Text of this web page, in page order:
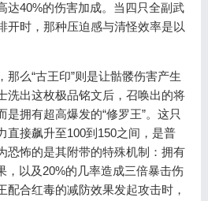
达40%的伤害加成。当四只全副武
开时，那种压迫感与清怪效率是以
么“古王印”则是让骷髅伤害产生
洗出这枚极品铭文后，召唤出的将
拥有超高爆发的“修罗王”。这只
直接飙升至100到150之间，是普
恐怖的是其附带的特殊机制：拥有
，以及20%的几率造成三倍暴击伤
配合红毒的减防效果发起攻击时，